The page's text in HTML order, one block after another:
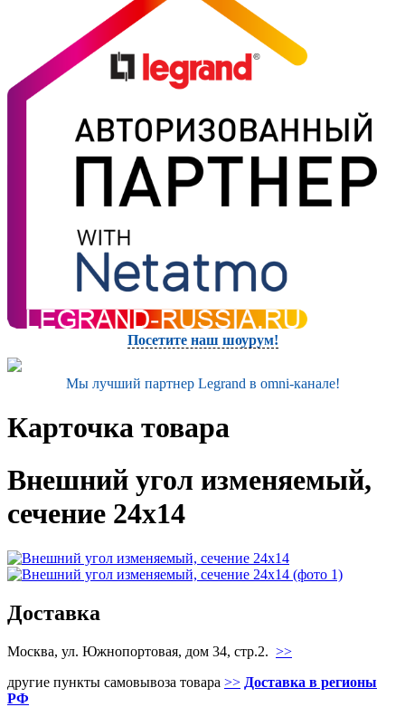
Посетите наш шоурум!
Мы лучший партнер Legrand в omni-канале!
Карточка товара
Внешний угол изменяемый,
сечение 24x14
Доставка
Москва, ул. Южнопортовая, дом 34, стр.2. >>
другие пункты самовывоза товара >> Доставка в регионы
РФ